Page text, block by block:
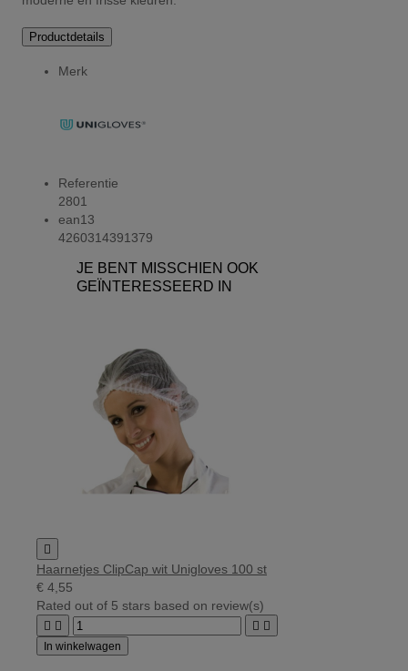
Productdetails
Merk
Referentie
2801
ean13
4260314391379
JE BENT MISSCHIEN OOK
GEÏNTERESSEERD IN

Haarnetjes ClipCap wit Unigloves 100 st
€ 4,55
Rated out of 5 stars based on review(s)
   
In winkelwagen